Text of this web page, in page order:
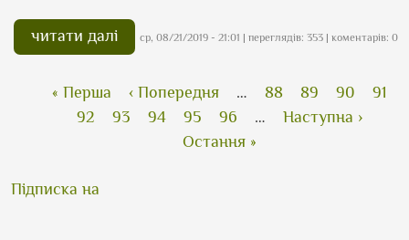
читати далі ср, 08/21/2019 - 21:01 | переглядів: 353 | коментарів: 0
Розбивка на сторінки
Перша сторінка
« Перша Попередня сторінка
‹ Попередня … Сторінка
88 Сторінка
89 Сторінка
90
91
Поточна сторінка
92 Сторінка
93 Сторінка
94 Сторінка
95 Сторінка
96 … Наступна
Наступна ›
Остання сторінка
Остання »
Підписка на